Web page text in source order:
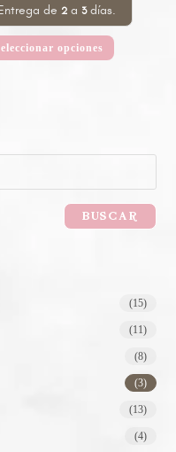
de2 a3días.
opciones
BUSCAR
(15)
(11)
(8)
(3)
(13)
(4)